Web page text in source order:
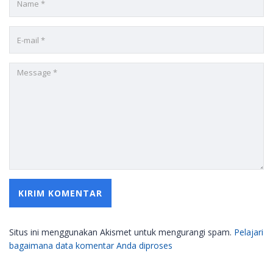
Situs ini menggunakan Akismet untuk mengurangi spam. Pelajari
bagaimana data komentar Anda diproses